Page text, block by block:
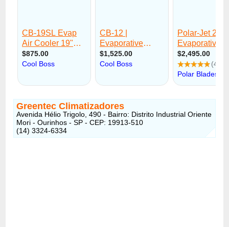
Greentec Climatizadores
Avenida Hélio Trigolo, 490 - Bairro: Distrito Industrial Oriente
Mori - Ourinhos - SP - CEP: 19913-510
(14) 3324-6334